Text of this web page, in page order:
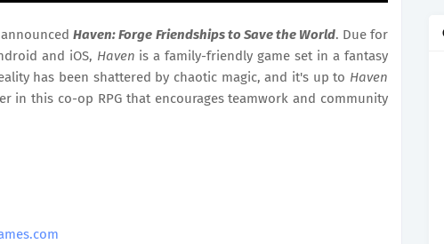
announcedHaven: Forge Friendships to Save the World. Due for
and iOS, Haven is a family-friendly game set in a fantasy
has been shattered by chaotic magic, and it's up to Haven
in this co-op RPG that encourages teamwork and community